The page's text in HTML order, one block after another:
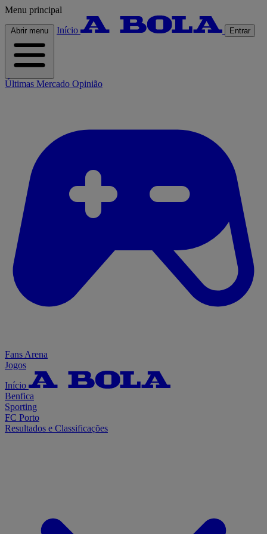
Menu principal
Abrir menu Início Entrar
Últimas Mercado Opinião
Fans Arena
Jogos
Início
Benfica
Sporting
FC Porto
Resultados e Classificações